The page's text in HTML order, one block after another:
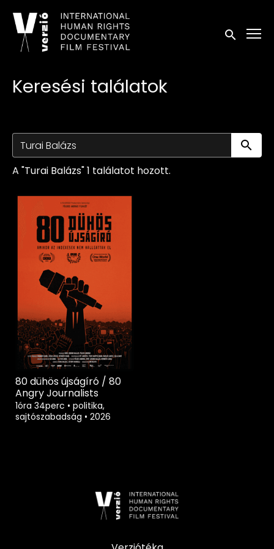
Kisegítő lehetőségek linkek
Keresés
Keresési találatok
A "Turai Balázs" 1 találatot hozott.
80 dühös újságíró / 80
Angry Journalists
1óra 34perc • politika,
sajtószabadság • 2026